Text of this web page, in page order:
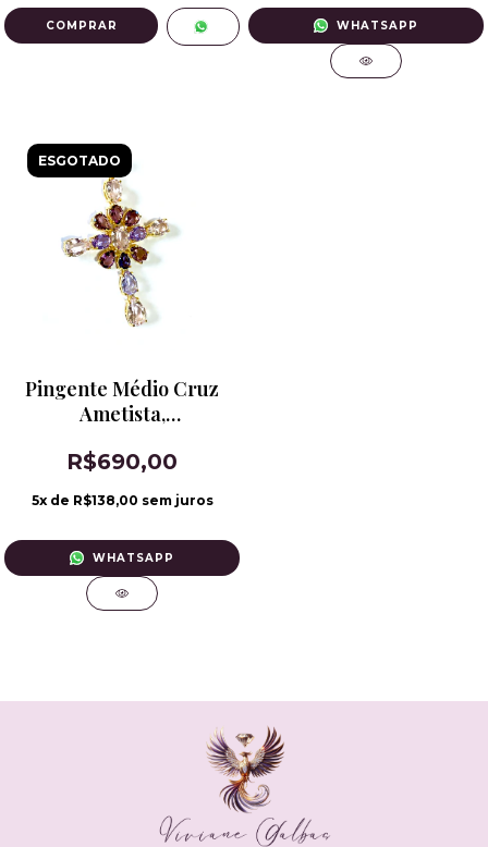
WHATSAPP
ESGOTADO
Pingente Médio Cruz
Ametista,
e Tanzanita
R$690,00
5x de R$138,00 sem juros
WHATSAPP